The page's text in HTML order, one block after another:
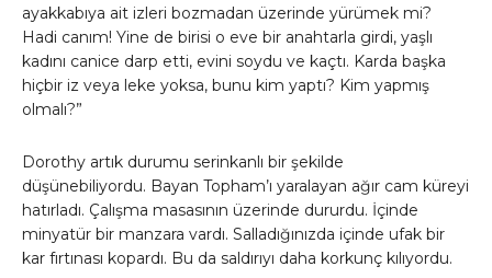
ayakkabıya ait izleri bozmadan üzerinde yürümek mi?
Hadi canım! Yine de birisi o eve bir anahtarla girdi, yaşlı
kadını canice darp etti, evini soydu ve kaçtı. Karda başka
hiçbir iz veya leke yoksa, bunu kim yaptı? Kim yapmış
olmalı?”
Dorothy artık durumu serinkanlı bir şekilde
düşünebiliyordu. Bayan Topham’ı yaralayan ağır cam küreyi
hatırladı. Çalışma masasının üzerinde dururdu. İçinde
minyatür bir manzara vardı. Salladığınızda içinde ufak bir
kar fırtınası kopardı. Bu da saldırıyı daha korkunç kılıyordu.